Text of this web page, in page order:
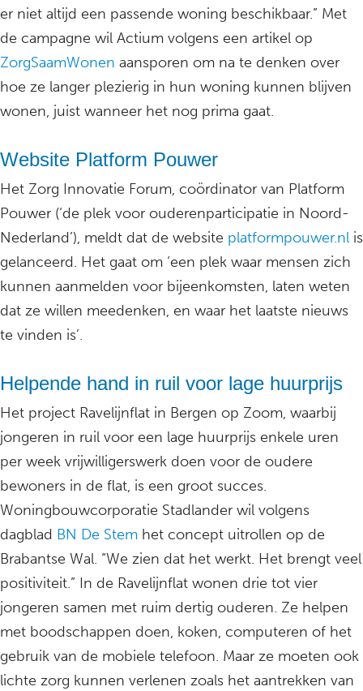
er niet altijd een passende woning beschikbaar.” Met
de campagne wil Actium volgens een artikel op
ZorgSaamWonen aansporen om na te denken over
hoe ze langer plezierig in hun woning kunnen blijven
wonen, juist wanneer het nog prima gaat.
Website Platform Pouwer
Het Zorg Innovatie Forum, coördinator van Platform
Pouwer (‘de plek voor ouderenparticipatie in Noord-
Nederland’), meldt dat de website platformpouwer.nl is
gelanceerd. Het gaat om ‘een plek waar mensen zich
kunnen aanmelden voor bijeenkomsten, laten weten
dat ze willen meedenken, en waar het laatste nieuws
te vinden is’.
Helpende hand in ruil voor lage huurprijs
Het project Ravelijnflat in Bergen op Zoom, waarbij
jongeren in ruil voor een lage huurprijs enkele uren
per week vrijwilligerswerk doen voor de oudere
bewoners in de flat, is een groot succes.
Woningbouwcorporatie Stadlander wil volgens
dagblad BN De Stem het concept uitrollen op de
Brabantse Wal. “We zien dat het werkt. Het brengt veel
positiviteit.” In de Ravelijnflat wonen drie tot vier
jongeren samen met ruim dertig ouderen. Ze helpen
met boodschappen doen, koken, computeren of het
gebruik van de mobiele telefoon. Maar ze moeten ook
lichte zorg kunnen verlenen zoals het aantrekken van